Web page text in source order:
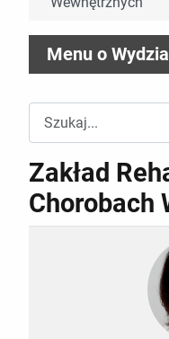
Menu o
Zakład
Chorobach